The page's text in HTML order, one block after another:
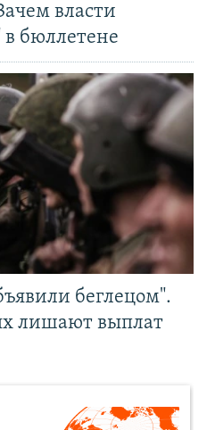
власти
в бюллетене
беглецом".
лишают выплат